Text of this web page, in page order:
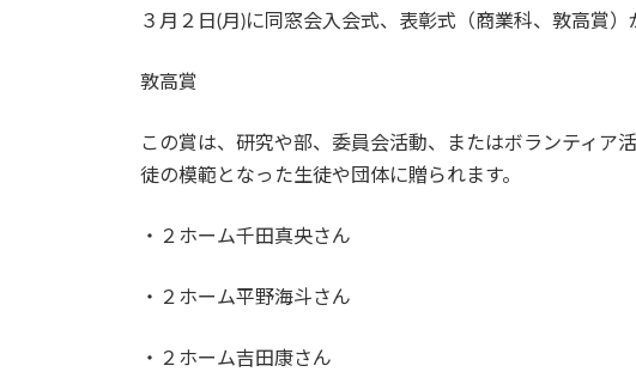
新
３月２日(月)に同窓会入会式、表彰式（商業科、敦高賞）
敦高賞
この賞は、研究や部、委員会活動、またはボランティア
徒の模範となった生徒や団体に贈られます。
・２ホーム千田真央さん
・２ホーム平野海斗さん
・２ホーム吉田康さん